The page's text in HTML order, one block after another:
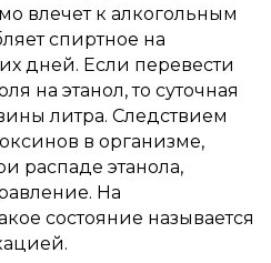
влечет к алкогольным
спиртное на
дней. Если перевести
на этанол, то суточная
литра. Следствием
в организме,
распаде этанола,
На
состояние называется